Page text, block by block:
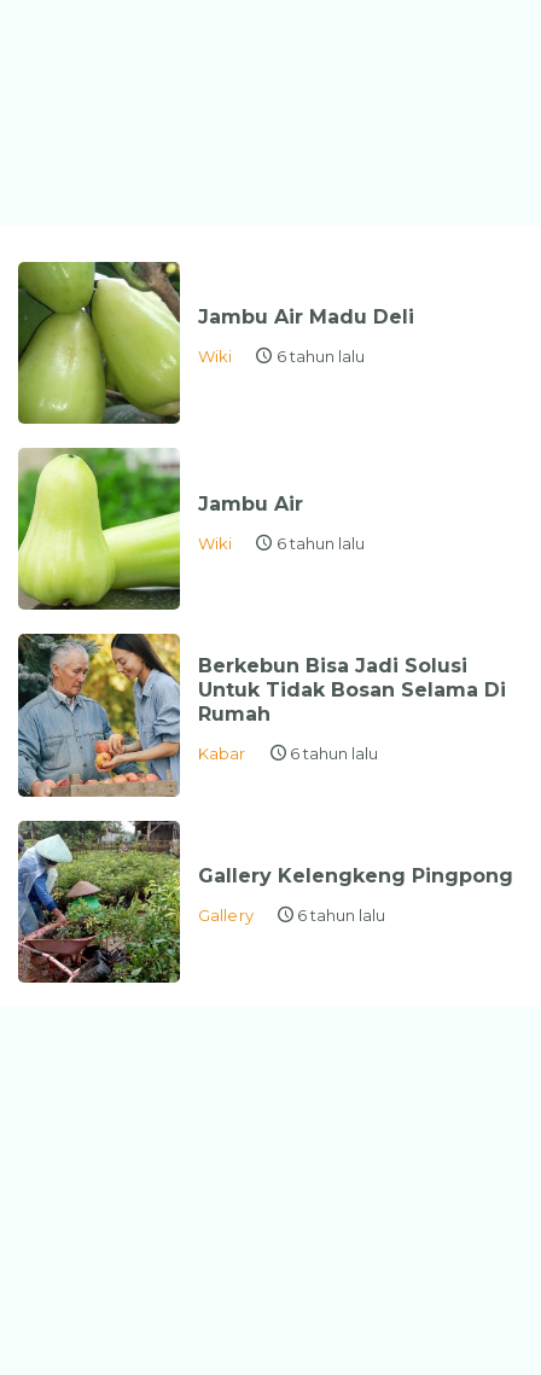
Jambu Air Madu Deli
Wiki 6 tahun lalu
Jambu Air
Wiki 6 tahun lalu
Berkebun Bisa Jadi Solusi
Untuk Tidak Bosan Selama Di
Rumah
Kabar 6 tahun lalu
Gallery Kelengkeng Pingpong
Gallery 6 tahun lalu